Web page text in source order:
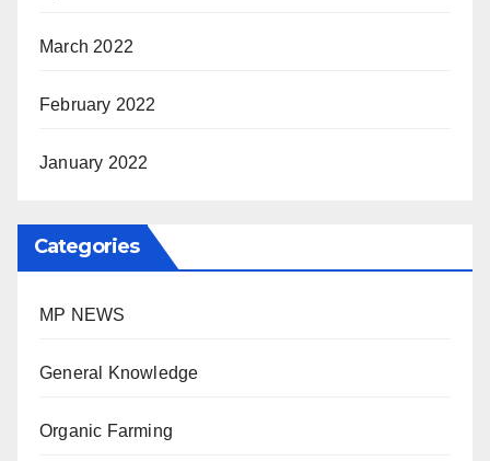
March 2022
February 2022
January 2022
Categories
MP NEWS
General Knowledge
Organic Farming